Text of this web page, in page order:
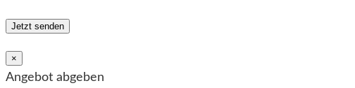
×
Angebot abgeben